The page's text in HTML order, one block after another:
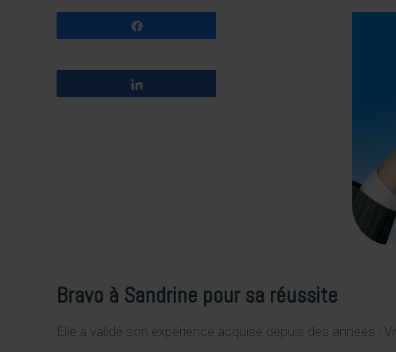
Bravo à Sandrine pour sa réussite
Elle a validé son expérience acquise depuis des années ;